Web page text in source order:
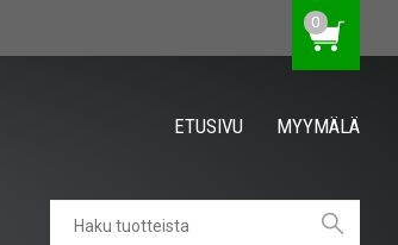
0
ETUSIVU MYYMÄLÄ